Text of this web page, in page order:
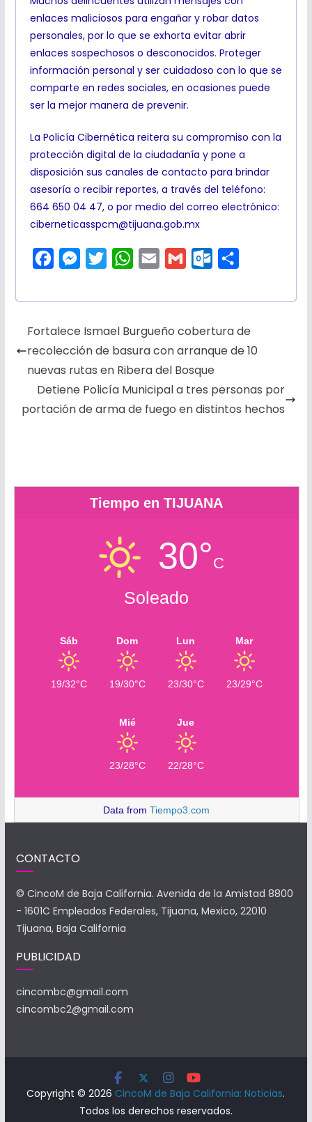
enlaces maliciosos para engañar y robar datos
personales, por lo que se exhorta evitar abrir
enlaces sospechosos o desconocidos. Proteger
información personal y ser cuidadoso con lo que se
comparte en redes sociales, en ocasiones puede
ser la mejor manera de prevenir.
La Policía Cibernética reitera su compromiso con la
protección digital de la ciudadanía y pone a
disposición sus canales de contacto para brindar
asesoría o recibir reportes, a través del teléfono:
664 650 04 47, o por medio del correo electrónico:
ciberneticasspcm@tijuana.gob.mx
c
o
k
M
s
e
n
g
e
i
r
W
a
p
p
a
a
t
o
k
.
m
t
i
Fortalece Ismael Burgueño cobertura de
recolección de basura con arranque de 10
nuevas rutas en Ribera del Bosque
Detiene Policía Municipal a tres personas por
portación de arma de fuego en distintos hechos
Tiempo en TIJUANA
30°C
Soleado
Sáb
19/32°C
Dom
19/30°C
Lun
23/30°C
Mar
23/29°C
Mié
23/28°C
Jue
22/28°C
Data fromTiempo3.com
CONTACTO
© CincoM de Baja California. Avenida de la Amistad 8800
- 1601C Empleados Federales, Tijuana, Mexico, 22010
Tijuana, Baja California
PUBLICIDAD
cincombc@gmail.com
cincombc2@gmail.com
Copyright © 2026 CincoM de Baja California: Noticias.
Todos los derechos reservados.